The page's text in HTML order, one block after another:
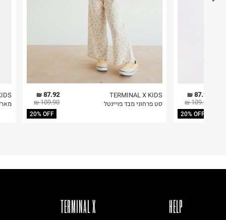
מארז 3 סטים טייץ
87.92 ₪
109.90 ₪
20% OFF
TERMINAL X KIDS
סט פרחוני מבד פויינטל
87.92 ₪
109.90 ₪
20% OFF
TERMINAL X HELP